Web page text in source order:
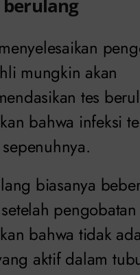
berulang
mungkin akan
tes
bahwa infeksi
biasanya
bahwa tidak
aktif dalam